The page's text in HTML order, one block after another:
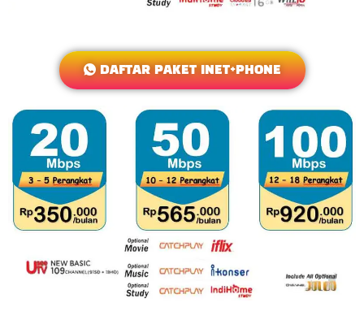
DAFTAR PAKET INET+PHONE